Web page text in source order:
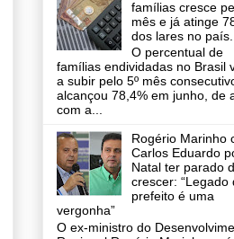
famílias cresce
mês e já atinge
dos lares no país.
O percentual de
famílias endividadas no Brasil
a subir pelo 5º mês
alcançou 78,4% em junho, de
com a...
Rogério Marinho
Carlos Eduardo
Natal ter parado
crescer: “Legado
prefeito é uma
vergonha”
O ex-ministro do